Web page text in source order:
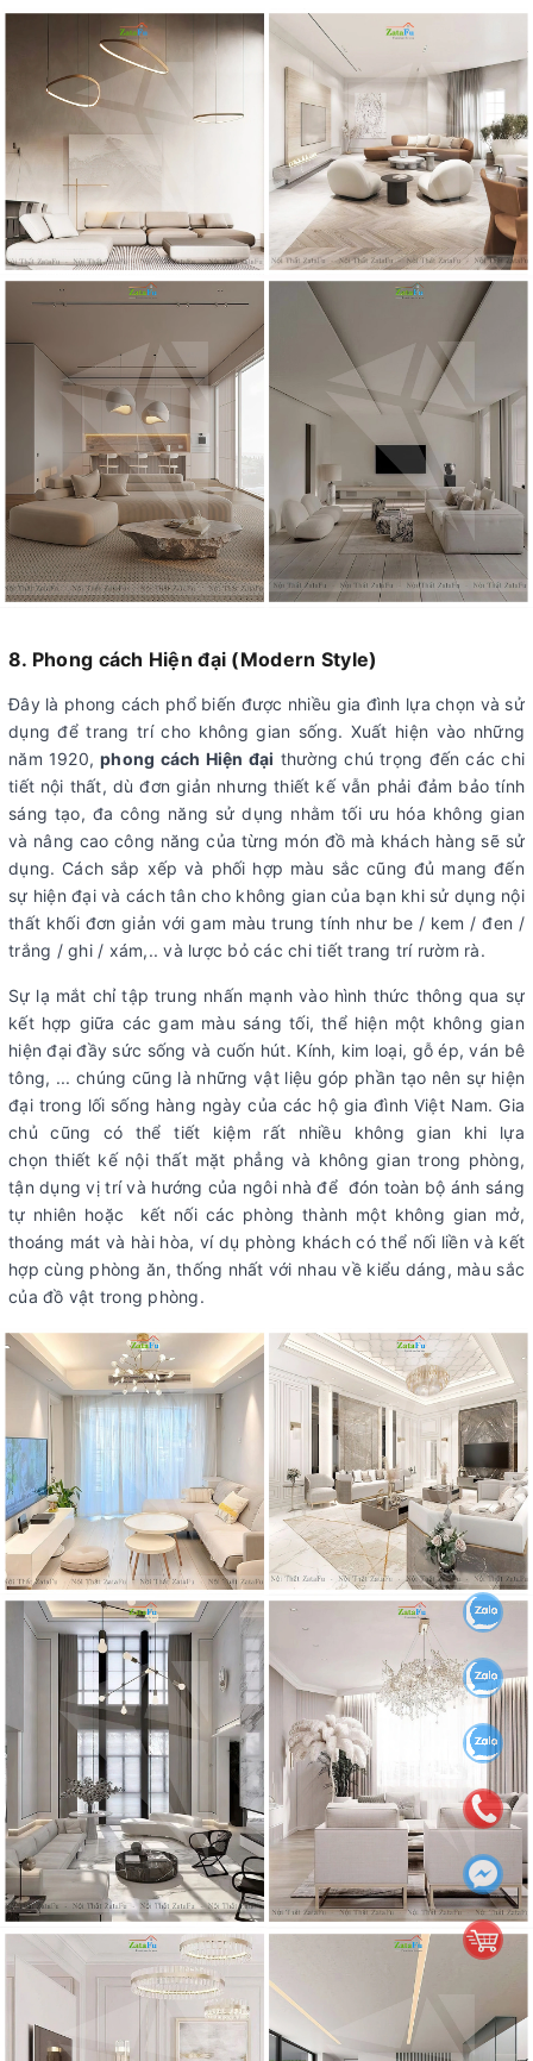
8. Phong cách Hiện đại (Modern Style)
Đây là phong cách phổ biến được nhiều gia đình lựa chọn và sử
dụng để trang trí cho không gian sống. Xuất hiện vào những
năm 1920,phong cách Hiện đại thường chú trọng đến các chi
tiết nội thất, dù đơn giản nhưng thiết kế vẫn phải đảm bảo tính
sáng tạo, đa công năng sử dụng nhằm tối ưu hóa không gian
và nâng cao công năng của từng món đồ mà khách hàng sẽ sử
dụng. Cách sắp xếp và phối hợp màu sắc cũng đủ mang đến
sự hiện đại và cách tân cho không gian của bạn khi sử dụng nội
thất khối đơn giản với gam màu trung tính như be / kem / đen /
trắng / ghi / xám,.. và lược bỏ các chi tiết trang trí rườm rà.
Sự lạ mắt chỉ tập trung nhấn mạnh vào hình thức thông qua sự
kết hợp giữa các gam màu sáng tối, thể hiện một không gian
hiện đại đầy sức sống và cuốn hút. Kính, kim loại, gỗ ép, ván bê
tông, ... chúng cũng là những vật liệu góp phần tạo nên sự hiện
đại trong lối sống hàng ngày của các hộ gia đình Việt Nam. Gia
chủ cũng có thể tiết kiệm rất nhiều không gian khi lựa
chọn thiết kế nội thất mặt phẳng và không gian trong phòng,
tận dụng vị trí và hướng của ngôi nhà để đón toàn bộ ánh sáng
tự nhiên hoặc kết nối các phòng thành một không gian mở,
thoáng mát và hài hòa, ví dụ phòng khách có thể nối liền và kết
hợp cùng phòng ăn, thống nhất với nhau về kiểu dáng, màu sắc
của đồ vật trong phòng.